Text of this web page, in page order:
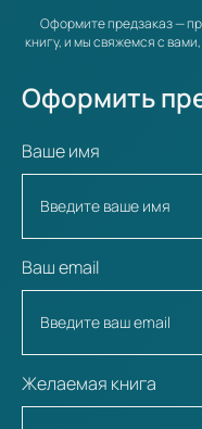
Оформите предзаказ —
книгу, и мы свяжемся с
Оформить
Ваше имя
Ваш email
Желаемая книга